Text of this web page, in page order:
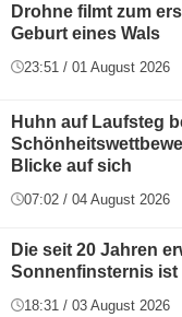
Drohne filmt zum
Geburt eines Wals
23:51 / 01 August 2026
Huhn auf Laufsteg
Blicke auf sich
07:02 / 04 August 2026
Die seit 20 Jahren
Sonnenfinsternis ist
18:31 / 03 August 2026